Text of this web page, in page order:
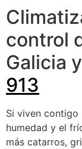
control
Galicia
913
Si viven contigo
humedad y el
más catarros,